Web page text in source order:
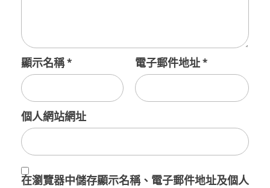
顯示名稱* 電子郵件地址*
個人網站網址
在瀏覽器中儲存顯示名稱、電子郵件地址及個人